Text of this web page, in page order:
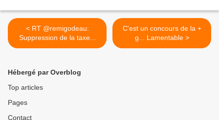
< RT @remigodeau:
Suppression de la taxe...
C'est un concours de la +
g... Lamentable >
Hébergé par Overblog
Top articles
Pages
Contact